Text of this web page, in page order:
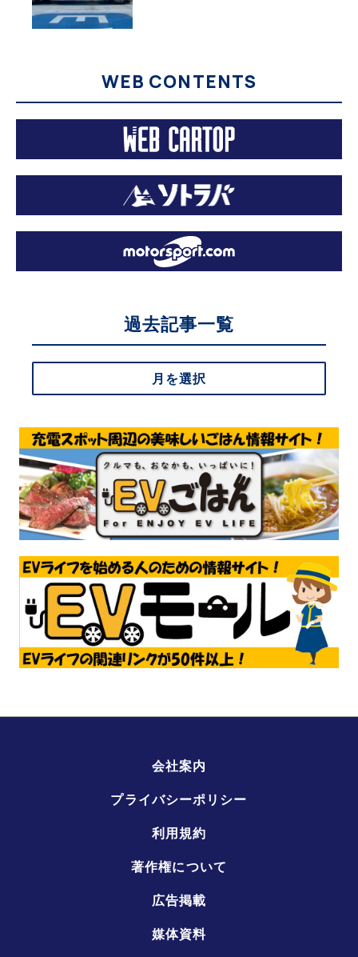
WEB CONTENTS
過去記事一覧
月を選択
会社案内
プライバシーポリシー
利用規約
著作権について
広告掲載
媒体資料